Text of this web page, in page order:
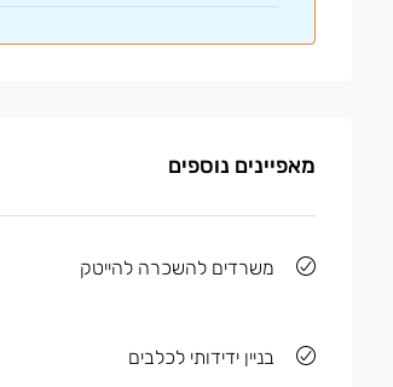
מאפיינים נוספים
משרדים להשכרה להייטק
בניין ידידותי לכלבים